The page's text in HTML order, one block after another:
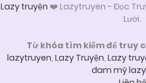
Lazy truyện ❤️ Lazytruyen - Đọc
Lười.
Từ khóa tìm kiếm để truy
lazytruyen, Lazy Truyện, Lazy
đam mỹ